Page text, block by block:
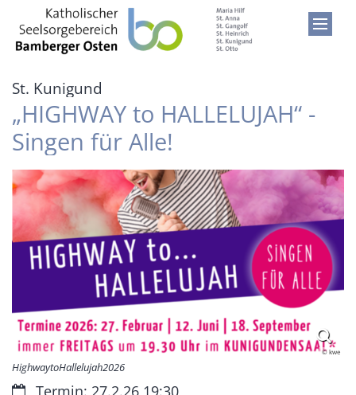
Zum Inhalt springen
St. Kunigund
„HIGHWAY to HALLELUJAH“ -
Singen für Alle!
© kwe
HighwaytoHallelujah2026
Datum:Termin: 27.2.26 19:30